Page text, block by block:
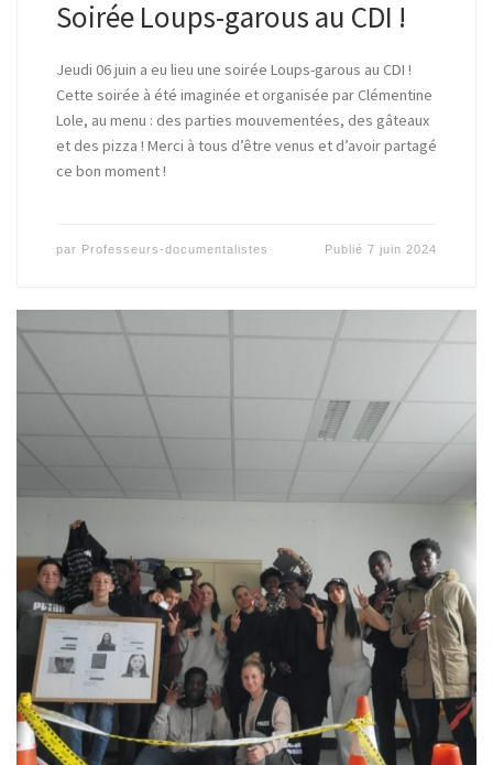
Soirée Loups-garous au CDI !
Jeudi 06 juin a eu lieu une soirée Loups-garous au CDI !
Cette soirée à été imaginée et organisée par Clémentine
Lole, au menu : des parties mouvementées, des gâteaux
et des pizza ! Merci à tous d’être venus et d’avoir partagé
ce bon moment !
par Professeurs-documentalistes Publié7 juin 2024